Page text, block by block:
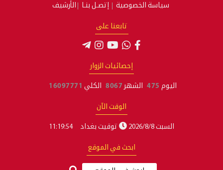
سياسة الخصوصية
إتصـل بنـا الأرشيف
تابعنا على
إحصائيات الزوار
الشهر8067 الكلي16097771
توقيت بغداد 11:19:55
ابحث في الموقع